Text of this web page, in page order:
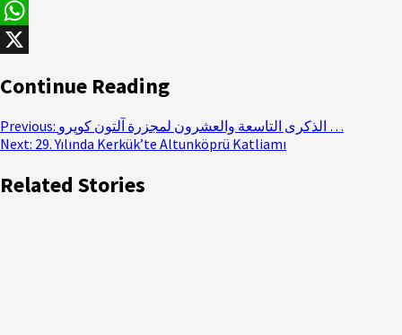
Facebook
WhatsApp
Continue Reading
Previous:
الذكرى التاسعة والعشرون لمجزرة آلتون كوپرو …
Next: 29. Yılında Kerkük’te Altunköprü Katliamı
Related Stories